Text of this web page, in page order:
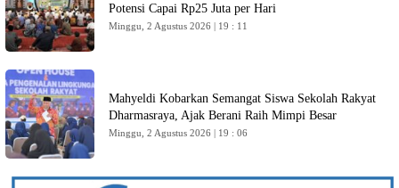
Potensi Capai Rp25 Juta per Hari
Minggu, 2 Agustus 2026 | 19 : 11
Mahyeldi Kobarkan Semangat Siswa Sekolah Rakyat
Dharmasraya, Ajak Berani Raih Mimpi Besar
Minggu, 2 Agustus 2026 | 19 : 06